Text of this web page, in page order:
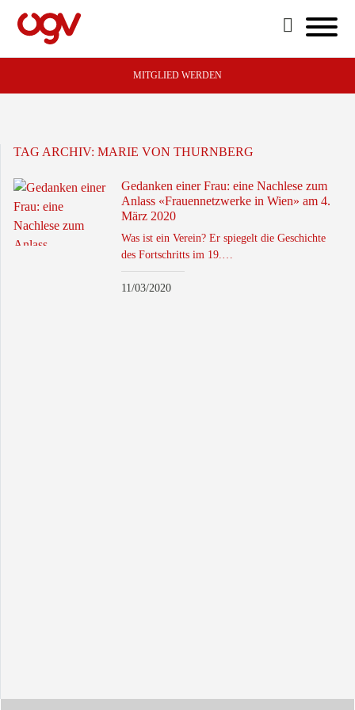
MITGLIED WERDEN
TAG ARCHIV: MARIE VON THURNBERG
Gedanken einer Frau: eine Nachlese zum
Anlass «Frauennetzwerke in Wien» am 4.
März 2020
Was ist ein Verein? Er spiegelt die Geschichte
des Fortschritts im 19.…
11/03/2020